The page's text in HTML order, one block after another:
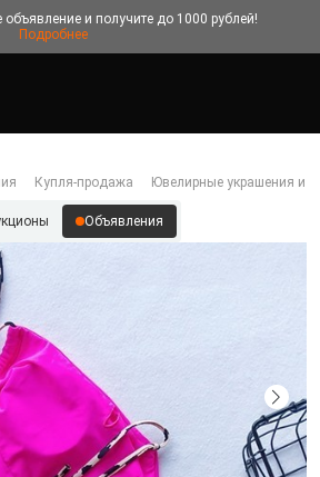
объявление и получите до 1000 рублей!
Подробнее
Купля-продажа Ювелирные украшения и
Объявления